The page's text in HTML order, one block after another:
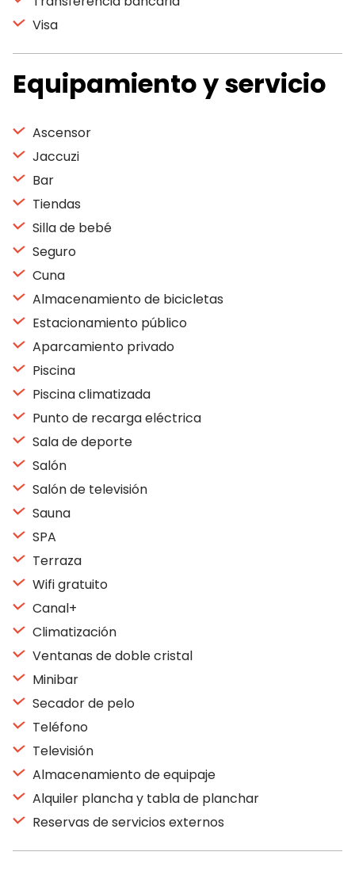
Visa
Equipamiento y servicio
Ascensor
Jaccuzi
Bar
Tiendas
Silla de bebé
Seguro
Cuna
Almacenamiento de bicicletas
Estacionamiento público
Aparcamiento privado
Piscina
Piscina climatizada
Punto de recarga eléctrica
Sala de deporte
Salón
Salón de televisión
Sauna
SPA
Terraza
Wifi gratuito
Canal+
Climatización
Ventanas de doble cristal
Minibar
Secador de pelo
Teléfono
Televisión
Almacenamiento de equipaje
Alquiler plancha y tabla de planchar
Reservas de servicios externos